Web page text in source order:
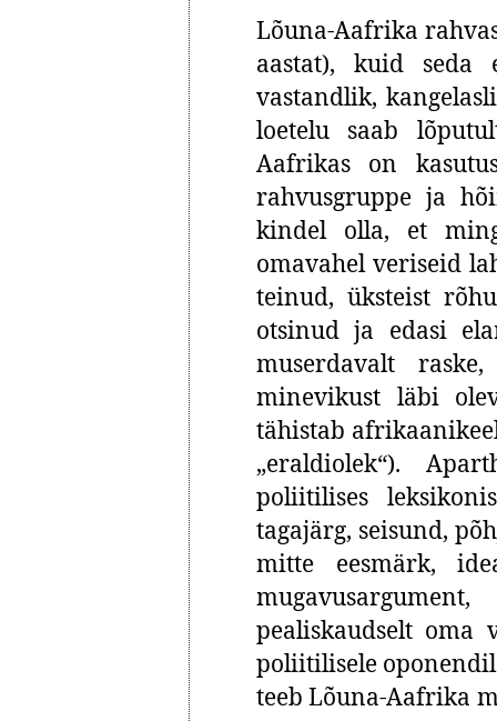
Lõuna-Aafrika
aastat), kuid seda
vastandlik,
loetelu saab
Aafrikas on
rahvusgruppe ja
kindel olla, et
omavahel veriseid
teinud, üksteist
otsinud ja edasi
muserdavalt
minevikust läbi
tähistab
„eraldiolek“).
poliitilises
tagajärg, seisund,
mitte eesmärk,
pealiskaudselt oma
poliitilisele
teeb Lõuna-Aafrika